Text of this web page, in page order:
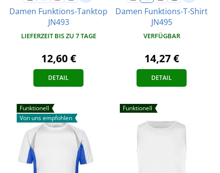
Damen Funktions-Tanktop
JN493
LIEFERZEIT BIS ZU 7 TAGE
12,60 €
DETAIL
Damen Funktions-T-Shirt
JN495
VERFÜGBAR
14,27 €
DETAIL
Funktionell
Von uns empfohlen
Funktionell